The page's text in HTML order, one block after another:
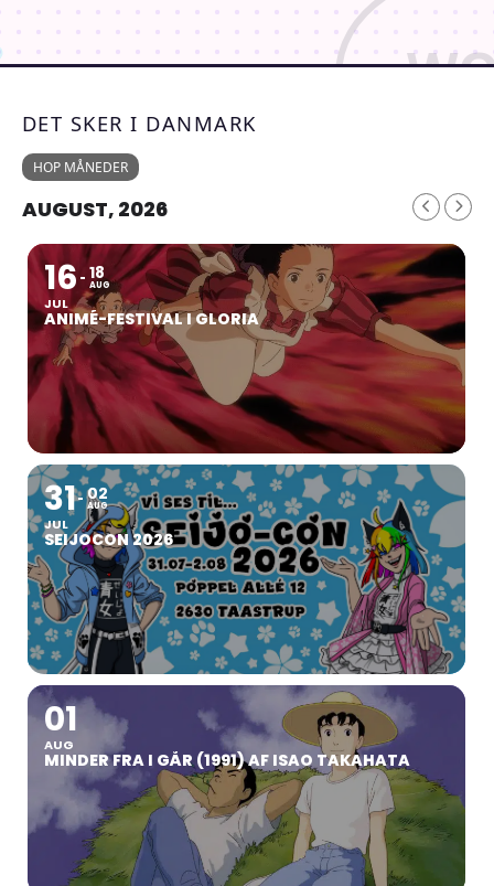
DET SKER I DANMARK
HOP MÅNEDER
AUGUST, 2026
16
JUL
18
AUG
ANIMÉ-FESTIVAL I GLORIA
31
JUL
02
AUG
SEIJOCON 2026
01
AUG
MINDER FRA I GÅR (1991) AF ISAO TAKAHATA